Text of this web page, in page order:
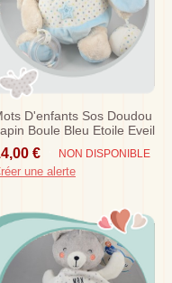
D'enfants Sos Doudou
Boule Bleu Etoile Eveil
€ NON DISPONIBLE
une alerte